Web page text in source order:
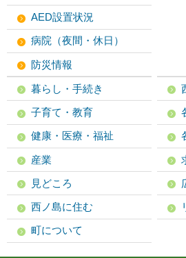
AED設置状況
病院（夜間・休日）
防災情報
暮らし・手続き
子育て・教育
健康・医療・福祉
産業
見どころ
西ノ島に住む
町について